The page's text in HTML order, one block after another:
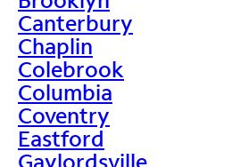
Canterbury
Chaplin
Colebrook
Columbia
Coventry
Eastford
Gaylordsville